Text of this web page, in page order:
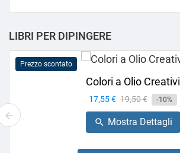
LIBRI PER DIPINGERE
Prezzo scontato
Colori a Olio Creativi
Prezzo
17,55 € Prezzo
base
19,50 € -10%
 Mostra Dettagli